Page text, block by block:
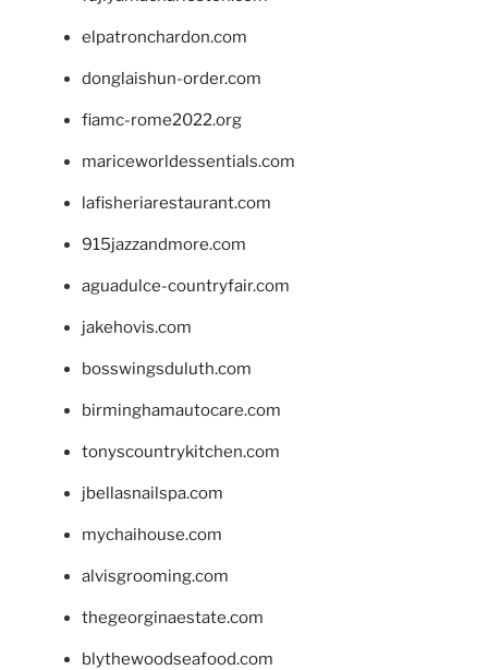
elpatronchardon.com
donglaishun-order.com
fiamc-rome2022.org
mariceworldessentials.com
lafisheriarestaurant.com
915jazzandmore.com
aguadulce-countryfair.com
jakehovis.com
bosswingsduluth.com
birminghamautocare.com
tonyscountrykitchen.com
jbellasnailspa.com
mychaihouse.com
alvisgrooming.com
thegeorginaestate.com
blythewoodseafood.com